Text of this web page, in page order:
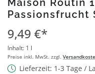
Maison Routin
Passionsfrucht
9,49 €*
Inhalt: 1 l
Preise inkl. MwSt. zzgl.
Lieferzeit: 1-3 Tage /